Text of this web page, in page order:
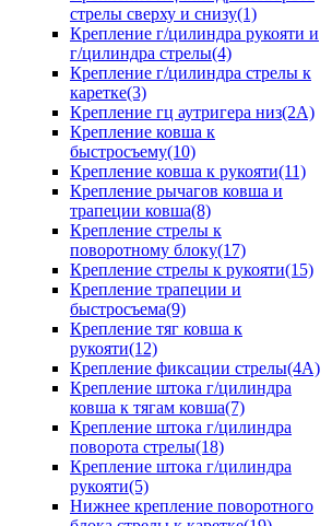
стрелы сверху и снизу(1)
Крепление г/цилиндра рукояти и
г/цилиндра стрелы(4)
Крепление г/цилиндра стрелы к
каретке(3)
Крепление гц аутригера низ(2А)
Крепление ковша к
быстросъему(10)
Крепление ковша к рукояти(11)
Крепление рычагов ковша и
трапеции ковша(8)
Крепление стрелы к
поворотному блоку(17)
Крепление стрелы к рукояти(15)
Крепление трапеции и
быстросъема(9)
Крепление тяг ковша к
рукояти(12)
Крепление фиксации стрелы(4A)
Крепление штока г/цилиндра
ковша к тягам ковша(7)
Крепление штока г/цилиндра
поворота стрелы(18)
Крепление штока г/цилиндра
рукояти(5)
Нижнее крепление поворотного